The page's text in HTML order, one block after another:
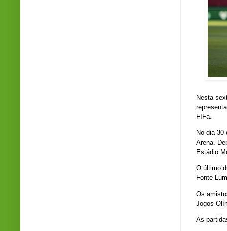
Nesta
FIFa.
No dia 30
Arena.
Estádio
O último
Fonte
Os
Jogos
As